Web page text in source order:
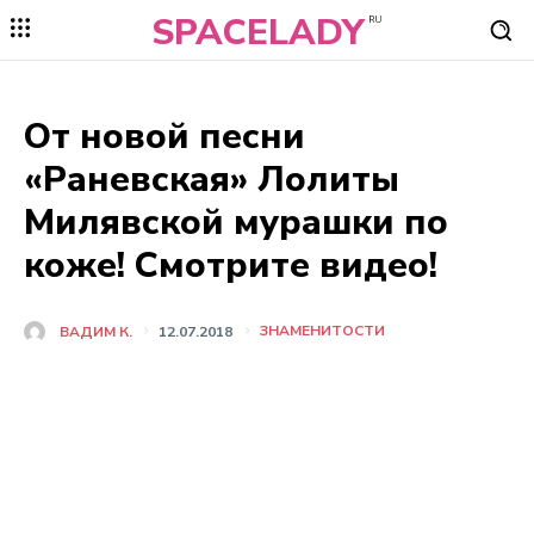
SPACELADY RU
От новой песни
«Раневская» Лолиты
Милявской мурашки по
коже! Смотрите видео!
ВАДИМ К. 12.07.2018 ЗНАМЕНИТОСТИ